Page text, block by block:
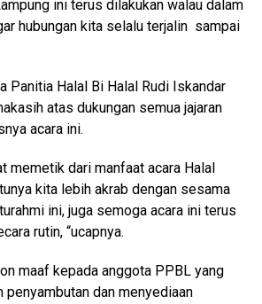
ini terus dilakukan walau dalam
hubungan kita selalu terjalin sampai
Panitia Halal Bi Halal Rudi Iskandar
atas dukungan semua jajaran
acara ini.
memetik dari manfaat acara Halal
kita lebih akrab dengan sesama
ini, juga semoga acara ini terus
rutin, “ucapnya.
maaf kepada anggota PPBL yang
penyambutan dan menyediaan